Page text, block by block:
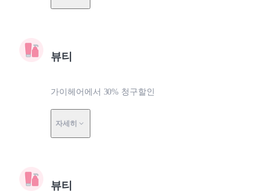
뷰티
가이헤어에서 30% 청구할인
자세히
뷰티